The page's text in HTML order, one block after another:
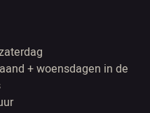
+ woensdagen in de